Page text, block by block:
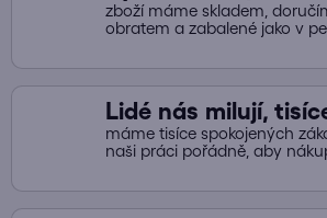
y
v
ý
p
i
s
u
zboží máme skladem,
obratem a zabalené jako v
Lidé nás milují,
máme tisíce spokojených
naši práci pořádně, aby